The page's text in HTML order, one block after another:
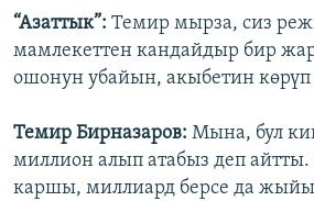
“Азаттык”: Темир мырза, сиз
мамлекеттен кандайдыр бир
ошонун убайын, акыбетин көрүп
Темир Бирназаров: Мына, бул
миллион алып атабыз деп айтты.
каршы, миллиард берсе да